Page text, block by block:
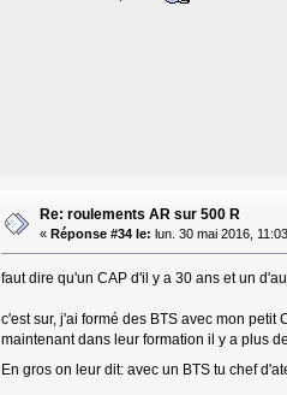
Re: roulements AR sur 500 R
« Réponse #34 le: lun. 30 mai 2016,
faut dire qu'un CAP d'il y a 30 ans et un
c'est sur, j'ai formé des BTS avec mon
maintenant dans leur formation il y a plus
En gros on leur dit: avec un BTS tu chef